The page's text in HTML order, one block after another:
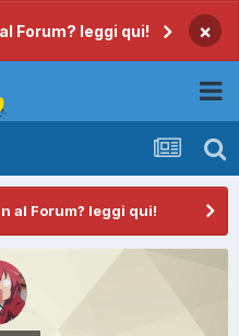
Forum? leggi qui! ×
al Forum? leggi qui!